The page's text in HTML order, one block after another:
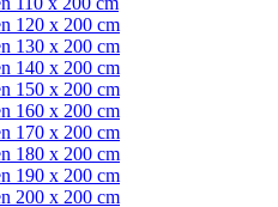
120 x 200 cm
130 x 200 cm
140 x 200 cm
150 x 200 cm
160 x 200 cm
170 x 200 cm
180 x 200 cm
190 x 200 cm
200 x 200 cm